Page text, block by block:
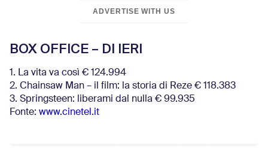
ADVERTISE WITH US
BOX OFFICE – DI IERI
1. La vita va così € 124.994
2. Chainsaw Man – il film: la storia di Reze € 118.383
3. Springsteen: liberami dal nulla € 99.935
Fonte: www.cinetel.it